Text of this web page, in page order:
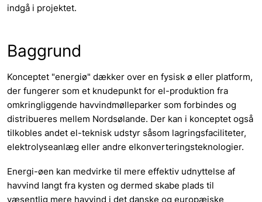
indgå i projektet.
Baggrund
Konceptet "energiø" dækker over en fysisk ø eller platform,
der fungerer som et knudepunkt for el-produktion fra
omkringliggende havvindmølleparker som forbindes og
distribueres mellem Nordsølande. Der kan i konceptet også
tilkobles andet el-teknisk udstyr såsom lagringsfaciliteter,
elektrolyseanlæg eller andre elkonverteringsteknologier.
Energi-øen kan medvirke til mere effektiv udnyttelse af
havvind langt fra kysten og dermed skabe plads til
væsentlig mere havvind i det danske og europæiske